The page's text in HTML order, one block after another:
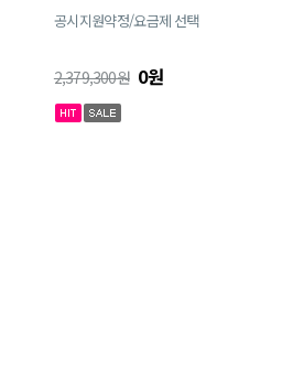
공시지원약정/요금제 선택
2,379,300원 0원